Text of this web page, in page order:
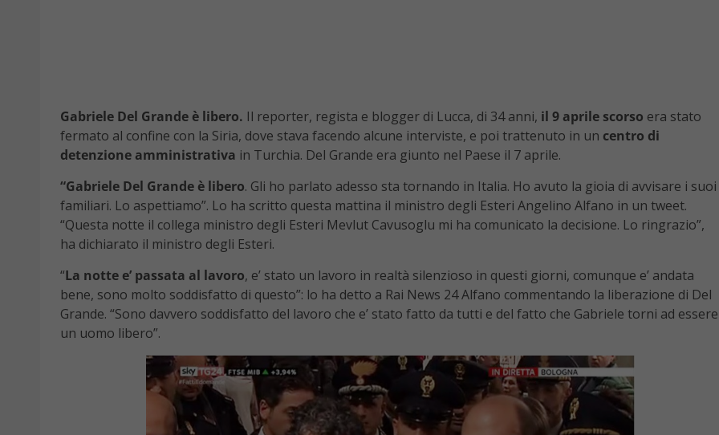
Gabriele Del Grande è libero. Il reporter, regista e blogger di Lucca, di 34 anni, il 9 aprile scorso era stato
fermato al confine con la Siria, dove stava facendo alcune interviste, e poi trattenuto in un centro di
detenzione amministrativa in Turchia. Del Grande era giunto nel Paese il 7 aprile.
“Gabriele Del Grande è libero. Gli ho parlato adesso sta tornando in Italia. Ho avuto la gioia di avvisare i suoi
familiari. Lo aspettiamo”. Lo ha scritto questa mattina il ministro degli Esteri Angelino Alfano in un tweet.
“Questa notte il collega ministro degli Esteri Mevlut Cavusoglu mi ha comunicato la decisione. Lo ringrazio”,
ha dichiarato il ministro degli Esteri.
“La notte e’ passata al lavoro, e’ stato un lavoro in realtà silenzioso in questi giorni, comunque e’ andata
bene, sono molto soddisfatto di questo”: lo ha detto a Rai News 24 Alfano commentando la liberazione di Del
Grande. “Sono davvero soddisfatto del lavoro che e’ stato fatto da tutti e del fatto che Gabriele torni ad essere
un uomo libero”.